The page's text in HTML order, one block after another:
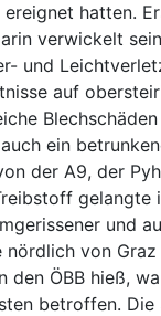
hatten.
verwickelt
und
auf
ein
der A9, der
gelangte
und
nördlich von
den ÖBB hieß,
betroffen.